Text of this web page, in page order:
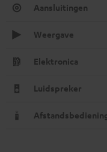
Aansluitingen
Weergave
Elektronica
Luidspreker